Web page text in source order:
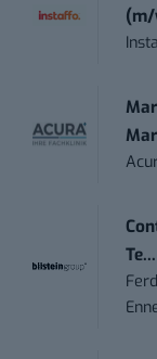
(m/
Te...